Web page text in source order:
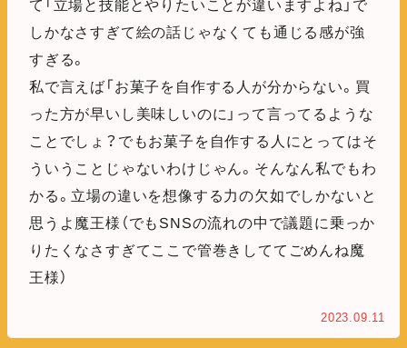
て「立場と技能とやりたいことが違いますよね」で
しかなさすぎて絵の話じゃなくても通じる感が強
すぎる。
私で言えば「お菓子を自作する人が分からない。買
った方が早いし美味しいのに」って言ってるような
ことでしょ？でもお菓子を自作する人にとってはそ
ういうことじゃないわけじゃん。そんなん私でもわ
かる。立場の違いを想像する力の欠如でしかないと
思うよ魔王様（でもSNSの流れの中で議題に乗っか
りたくなさすぎてここで管巻きしててごめんね魔
王様）
2023.09.11